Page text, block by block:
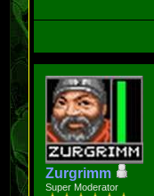
Zurgrimm
Super Moderator